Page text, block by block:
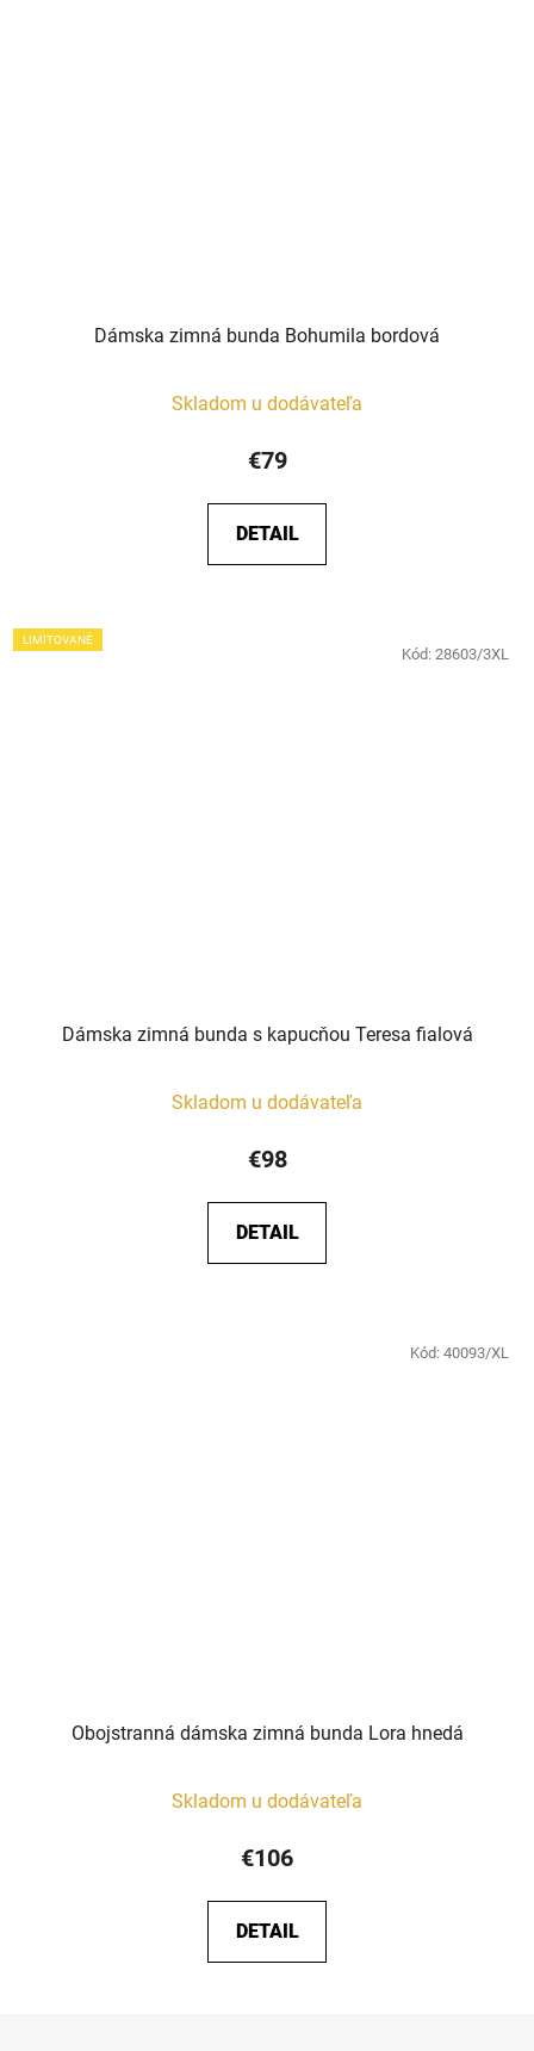
Dámska zimná bunda Bohumila bordová
Skladom u dodávateľa
€79
DETAIL
LIMITOVANÉ
Dámska zimná bunda s kapucňou Teresa fialová
Skladom u dodávateľa
€98
DETAIL
Kód: 28603/3XL
Obojstranná dámska zimná bunda Lora hnedá
Skladom u dodávateľa
€106
DETAIL
Kód: 40093/XL